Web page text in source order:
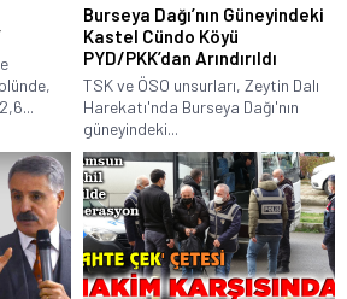
Burseya Dağı’nın Güneyindeki
Kastel Cündo Köyü
PYD/PKK’dan Arındırıldı
TSK ve ÖSO unsurları, Zeytin Dalı
Harekatı'nda Burseya Dağı'nın
güneyindeki...